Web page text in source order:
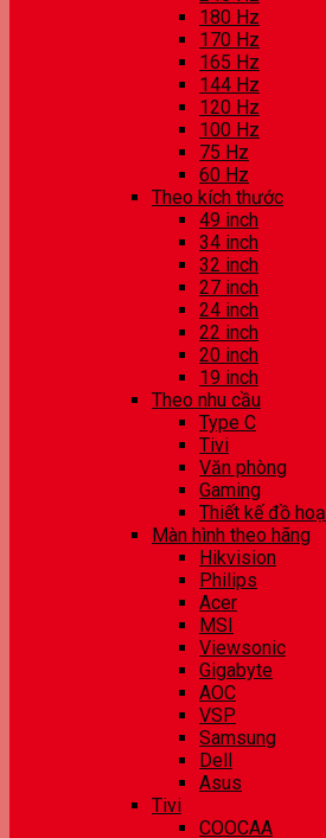
180 Hz
170 Hz
165 Hz
144 Hz
120 Hz
100 Hz
75 Hz
60 Hz
Theo kích thước
49 inch
34 inch
32 inch
27 inch
24 inch
22 inch
20 inch
19 inch
Theo nhu cầu
Type C
Tivi
Văn phòng
Gaming
Thiết kế đồ hoạ
Màn hình theo hãng
Hikvision
Philips
Acer
MSI
Viewsonic
Gigabyte
AOC
VSP
Samsung
Dell
Asus
Tivi
COOCAA